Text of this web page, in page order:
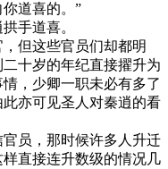
道喜的。”
手道喜。
但这些官员们却都明
十岁的年纪直接擢升为
，少卿一职未必有多了
亦可见圣人对秦逍的看
员，那时候许多人升迁
直接连升数级的情况几